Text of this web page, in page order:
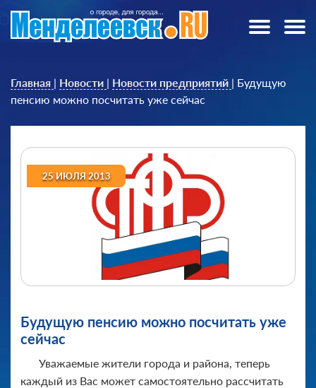
Главная | Новости | Новости предприятий | Будущую
пенсию можно посчитать уже сейчас
25 ИЮЛЯ 2013
Будущую пенсию можно посчитать уже
сейчас
Уважаемые жители города и района, теперь
каждый из Вас может самостоятельно рассчитать